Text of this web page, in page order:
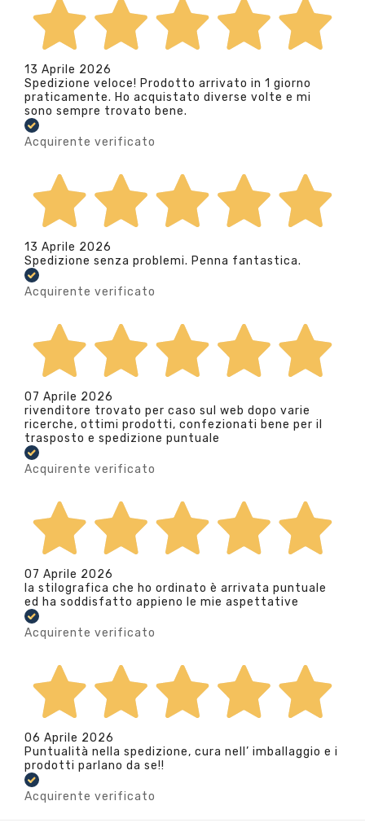
13 Aprile 2026
Spedizione veloce! Prodotto arrivato in 1 giorno
praticamente. Ho acquistato diverse volte e mi
sono sempre trovato bene.
Acquirente verificato
13 Aprile 2026
Spedizione senza problemi. Penna fantastica.
Acquirente verificato
07 Aprile 2026
rivenditore trovato per caso sul web dopo varie
ricerche, ottimi prodotti, confezionati bene per il
trasposto e spedizione puntuale
Acquirente verificato
07 Aprile 2026
la stilografica che ho ordinato è arrivata puntuale
ed ha soddisfatto appieno le mie aspettative
Acquirente verificato
06 Aprile 2026
Puntualità nella spedizione, cura nell’ imballaggio e i
prodotti parlano da se!!
Acquirente verificato